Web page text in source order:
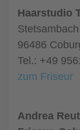
Haarstudio
96486
Tel.: +49
zum Friseur
Andrea